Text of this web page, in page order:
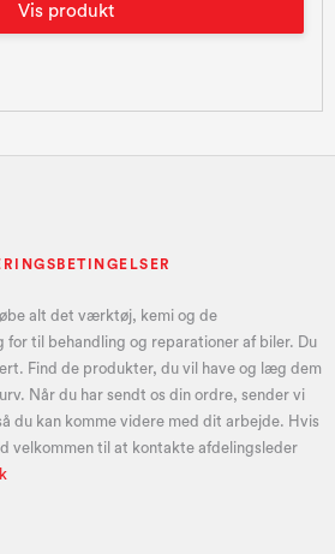
Vis produkt
alt det værktøj, kemi og de
til behandling og reparationer af biler. Du
Find de produkter, du vil have og læg dem
Når du har sendt os din ordre, sender vi
du kan komme videre med dit arbejde. Hvis
velkommen til at kontakte afdelingsleder